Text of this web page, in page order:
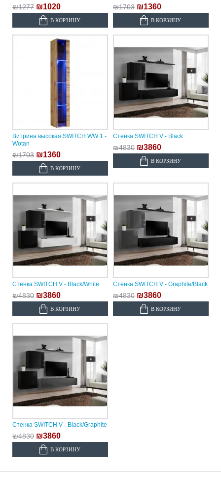
₪1277 ₪1020
В КОРЗИНУ
₪1703 ₪1360
В КОРЗИНУ
Витрина высокая SWITCH WW 1 -
Wotan
₪1703 ₪1360
В КОРЗИНУ
Стенка SWITCH V - Black
₪4830 ₪3860
В КОРЗИНУ
Стенка SWITCH V - Black/White
₪4830 ₪3860
В КОРЗИНУ
Стенка SWITCH V - Graphite/Black
₪4830 ₪3860
В КОРЗИНУ
Стенка SWITCH V - Black/Graphite
₪4830 ₪3860
В КОРЗИНУ